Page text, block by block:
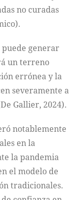
no curadas
generar
un terreno
errónea y la
severamente a
Gallier, 2024).
notablemente
en la
la pandemia
el modelo de
tradicionales.